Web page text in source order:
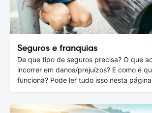
Seguros e franquias
De que tipo de seguros precisa? O que
incorrer em danos/prejuízos? E como é
funciona? Pode ler tudo isso nesta página